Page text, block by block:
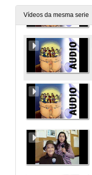
Vídeos da mesma serie